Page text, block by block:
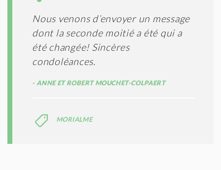
Nous venons d’envoyer un message
dont la seconde moitié a été qui a
été changée! Sincères
condoléances.
ANNE ET ROBERT MOUCHET-COLPAERT
MORIALME